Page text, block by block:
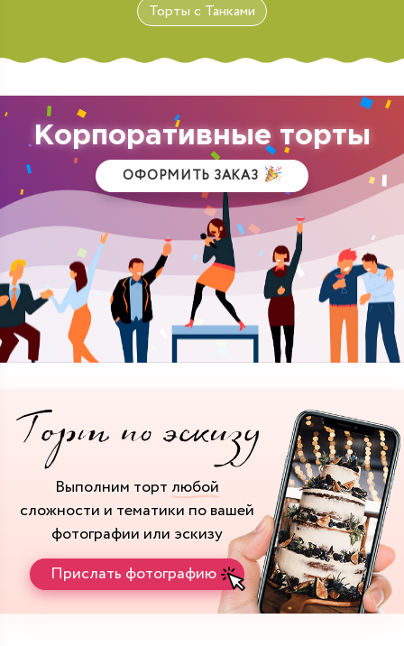
Торты с Танками
Корпоративные торты
ОФОРМИТЬ ЗАКАЗ
Выполним торт любой
сложности и тематики по вашей
фотографии или эскизу
Прислать фотографию